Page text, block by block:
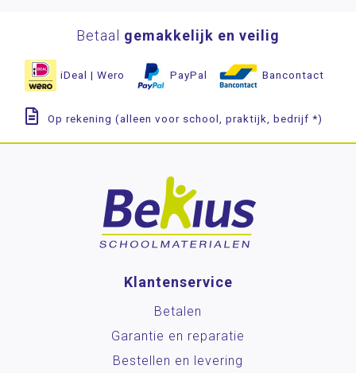
Betaal gemakkelijk en veilig
iDeal | Wero PayPal Bancontact
Op rekening (alleen voor school, praktijk, bedrijf *)
Klantenservice
Betalen
Garantie en reparatie
Bestellen en levering